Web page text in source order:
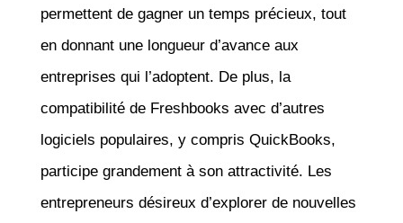
permettent de gagner un temps précieux, tout
en donnant une longueur d’avance aux
entreprises qui l’adoptent. De plus, la
compatibilité de Freshbooks avec d’autres
logiciels populaires, y compris QuickBooks,
participe grandement à son attractivité. Les
entrepreneurs désireux d’explorer de nouvelles